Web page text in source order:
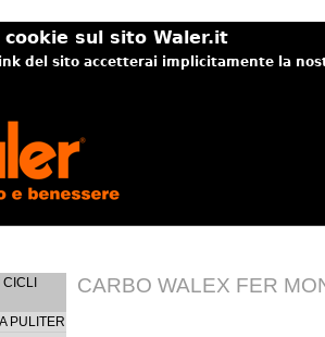
cookie sul sito Waler.it
del sito accetterai implicitamente la
CARBO WALEX FER
CICLI
PULITER